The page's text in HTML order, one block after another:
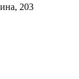
203